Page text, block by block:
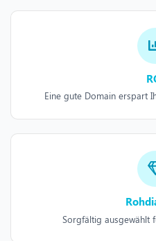
Eine gute Domain erspart
Sorgfältig ausgewählt